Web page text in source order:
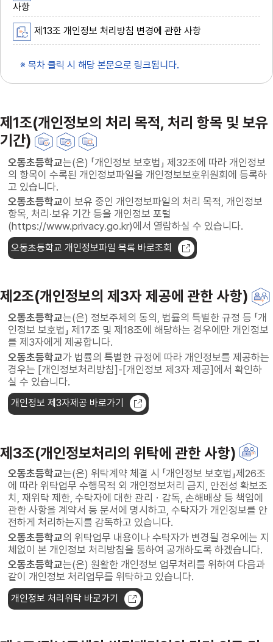
사항
제13조 개인정보 처리방침 변경에 관한 사항
※ 목차 클릭 시 해당 본문으로 링크됩니다.
제1조(개인정보의 처리 목적, 처리 항목 및 보유
기간)
오동초등학교는(은) 「개인정보 보호법」 제32조에 따라 개인정보
의 항목이 수록된 개인정보파일을 개인정보보호위원회에 등록하
고 있습니다.
오동초등학교이 보유 중인 개인정보파일의 처리 목적, 개인정보
항목, 처리·보유 기간 등을 개인정보 포털
(https://www.privacy.go.kr)에서 열람하실 수 있습니다.
오동초등학교 개인정보파일 목록 바로조회
제2조(개인정보의 제3자 제공에 관한 사항)
오동초등학교는(은) 정보주체의 동의, 법률의 특별한 규정 등 「개
인정보 보호법」 제17조 및 제18조에 해당하는 경우에만 개인정보
를 제3자에게 제공합니다.
오동초등학교가 법률의 특별한 규정에 따라 개인정보를 제공하는
경우는 [개인정보처리방침]-[개인정보 제3자 제공]에서 확인하
실 수 있습니다.
개인정보 제3자제공 바로가기
제3조(개인정보처리의 위탁에 관한 사항)
오동초등학교는(은) 위탁계약 체결 시 「개인정보 보호법」제26조
에 따라 위탁업무 수행목적 외 개인정보처리 금지, 안전성 확보조
치, 재위탁 제한, 수탁자에 대한 관리ㆍ감독, 손해배상 등 책임에
관한 사항을 계약서 등 문서에 명시하고, 수탁자가 개인정보를 안
전하게 처리하는지를 감독하고 있습니다.
오동초등학교의 위탁업무 내용이나 수탁자가 변경될 경우에는 지
체없이 본 개인정보 처리방침을 통하여 공개하도록 하겠습니다.
오동초등학교는(은) 원활한 개인정보 업무처리를 위하여 다음과
같이 개인정보 처리업무를 위탁하고 있습니다.
개인정보 처리위탁 바로가기